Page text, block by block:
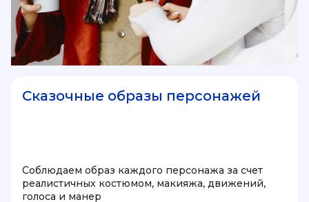
Сказочные образы персонажей
Соблюдаем образ каждого персонажа за счет
реалистичных костюмом, макияжа, движений,
голоса и манер